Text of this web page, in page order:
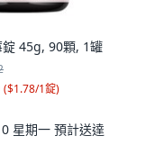
45g, 90顆, 1罐
($1.78/1錠)
星期一 預計送達